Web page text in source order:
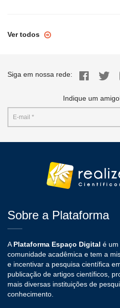
Ver todos
Siga em nossa rede:
Indique um
Sobre a Plataforma
A Plataforma Espaço Digital é um
comunidade acadêmica e tem a
e incentivar a pesquisa científica
publicação de artigos científicos,
mais diversas instituições de
conhecimento.